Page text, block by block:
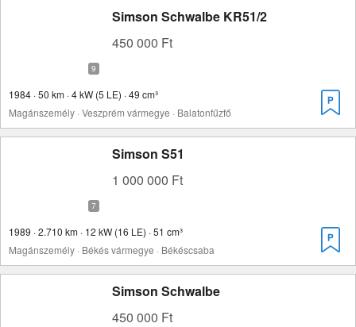
Simson Schwalbe KR51/2
450 000 Ft
1984 · 50 km · 4 kW (5 LE) · 49 cm³
Magánszemély · Veszprém vármegye · Balatonfűzfő
Simson S51
1 000 000 Ft
1989 · 2.710 km · 12 kW (16 LE) · 51 cm³
Magánszemély · Békés vármegye · Békéscsaba
Simson Schwalbe
450 000 Ft